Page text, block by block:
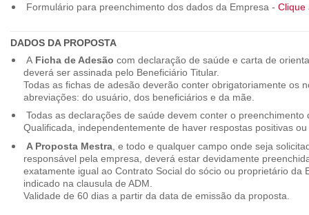
Formulário para preenchimento dos dados da Empresa - Clique
DADOS DA PROPOSTA
A Ficha de Adesão com declaração de saúde e carta de
deverá ser assinada pelo Beneficiário Titular.
Todas as fichas de adesão deverão conter obrigatoriamente os
abreviações: do usuário, dos beneficiários e da mãe.
Todas as declarações de saúde devem conter o preenchimento
Qualificada, independentemente de haver respostas positivas ou
A Proposta Mestra, e todo e qualquer campo onde seja
responsável pela empresa, deverá estar devidamente
exatamente igual ao Contrato Social do sócio ou proprietário da
indicado na clausula de ADM.
Validade de 60 dias a partir da data de emissão da proposta.